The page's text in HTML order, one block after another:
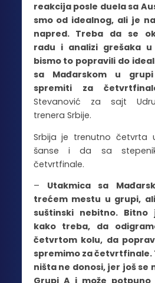
reakcija posle duela sa
smo od idealnog, ali je
napred. Treba da se
radu i analizi grešaka
bismo to popravili do
sa Mađarskom u
spremiti za
Stevanović za sajt
trenera Srbije.
Srbija je trenutno četvrta
šanse i da sa
četvrtfinale.
– Utakmica sa
trećem mestu u grupi,
suštinski nebitno.
kako treba, da
četvrtom kolu, da
spremimo za četvrtfinale.
ništa ne donosi, jer još se